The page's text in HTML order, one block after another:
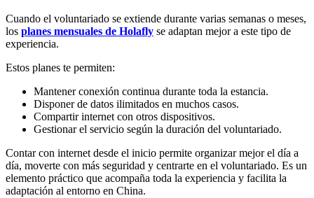
Cuando el voluntariado se extiende durante varias semanas o meses,
los planes mensuales de Holafly se adaptan mejor a este tipo de
experiencia.
Estos planes te permiten:
Mantener conexión continua durante toda la estancia.
Disponer de datos ilimitados en muchos casos.
Compartir internet con otros dispositivos.
Gestionar el servicio según la duración del voluntariado.
Contar con internet desde el inicio permite organizar mejor el día a
día, moverte con más seguridad y centrarte en el voluntariado. Es un
elemento práctico que acompaña toda la experiencia y facilita la
adaptación al entorno en China.